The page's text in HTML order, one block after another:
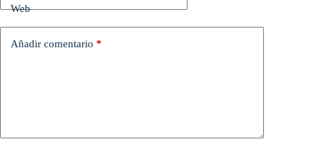
Web
Añadir comentario *